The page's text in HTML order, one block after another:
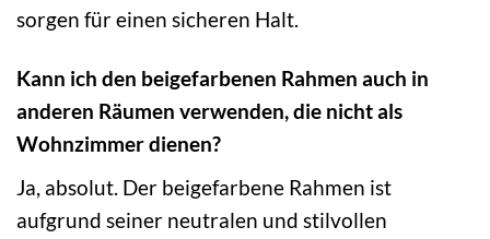
sorgen für einen sicheren Halt.
Kann ich den beigefarbenen Rahmen auch in
anderen Räumen verwenden, die nicht als
Wohnzimmer dienen?
Ja, absolut. Der beigefarbene Rahmen ist
aufgrund seiner neutralen und stilvollen